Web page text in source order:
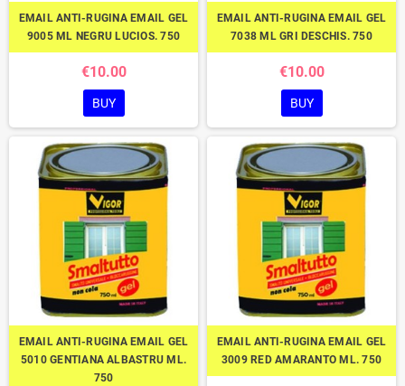
EMAIL ANTI-RUGINA EMAIL GEL
9005 ML NEGRU LUCIOS. 750
€10.00
BUY
EMAIL ANTI-RUGINA EMAIL GEL
7038 ML GRI DESCHIS. 750
€10.00
BUY
EMAIL ANTI-RUGINA EMAIL GEL
5010 GENTIANA ALBASTRU ML.
750
EMAIL ANTI-RUGINA EMAIL GEL
3009 RED AMARANTO ML. 750